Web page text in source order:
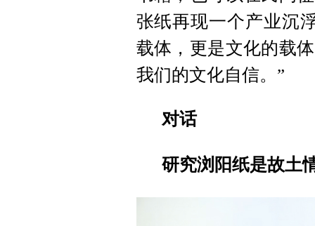
张纸再现一个产业沉
载体，更是文化的载
我们的文化自信。”
对话
研究浏阳纸是故土